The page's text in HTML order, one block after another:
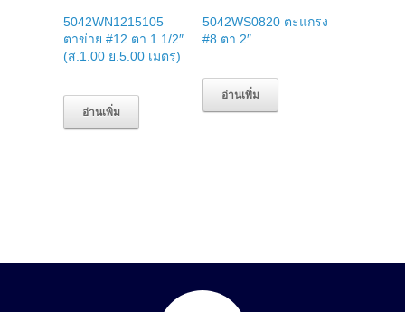
5042WN1215105
ตาข่าย #12 ตา 1 1/2″
(ส.1.00 ย.5.00 เมตร)
อ่านเพิ่ม
5042WS0820 ตะแกรง
#8 ตา 2″
อ่านเพิ่ม